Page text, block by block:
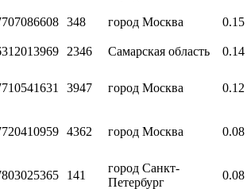
348 город Москва 0.15
2346 Самарская область 0.14
3947 город Москва 0.12
4362 город Москва 0.08
141
город Санкт-
Петербург
0.08